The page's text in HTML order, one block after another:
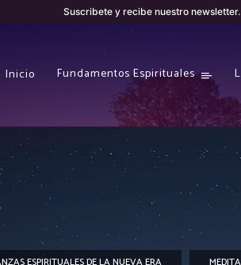
Suscribete y recibe nuestro newsletter.
Inicio Fundamentos Espirituales